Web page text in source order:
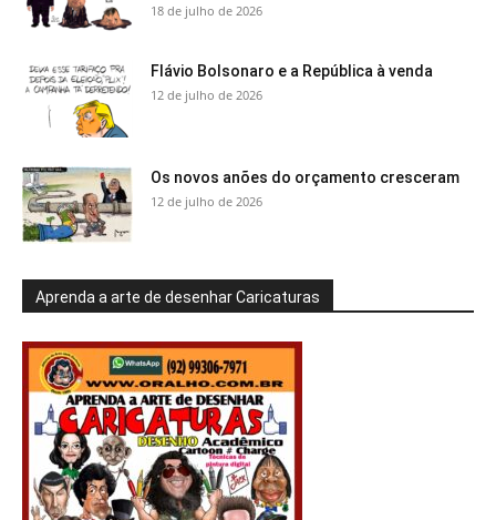
18 de julho de 2026
Flávio Bolsonaro e a República à venda
12 de julho de 2026
Os novos anões do orçamento cresceram
12 de julho de 2026
Aprenda a arte de desenhar Caricaturas